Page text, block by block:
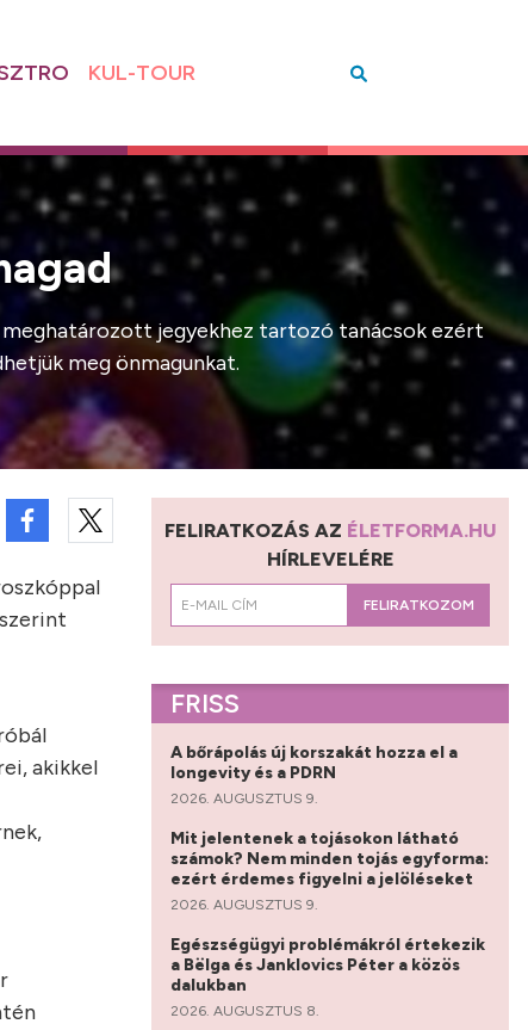
KUL-TOUR
meghatározott jegyekhez tartozó tanácsok ezért
meg önmagunkat.
akikkel
FELIRATKOZÁS AZ ÉLETFORMA.HU
HÍRLEVELÉRE
FELIRATKOZOM
FRISS
A bőrápolás új korszakát hozza el a
longevity és a PDRN
2026. AUGUSZTUS 9.
Mit jelentenek a tojásokon látható
számok? Nem minden tojás egyforma:
ezért érdemes figyelni a jelöléseket
2026. AUGUSZTUS 9.
Egészségügyi problémákról értekezik
a Bëlga és Janklovics Péter a közös
dalukban
2026. AUGUSZTUS 8.